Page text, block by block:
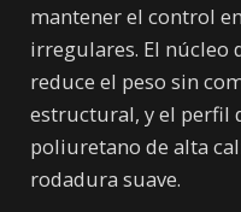
mantener el control
irregulares. El núcleo
reduce el peso sin
estructural, y el perfil
poliuretano de alta
rodadura suave.